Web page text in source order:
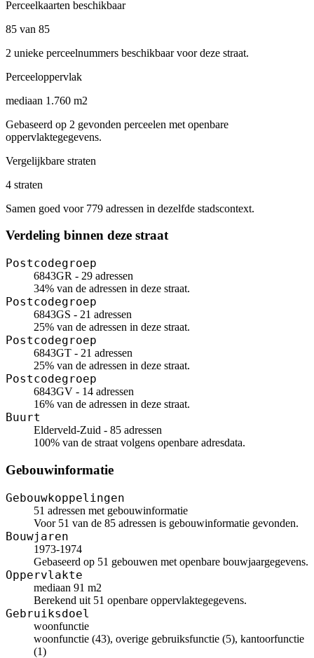
Perceelkaarten beschikbaar
85 van 85
2 unieke perceelnummers beschikbaar voor deze straat.
Perceeloppervlak
mediaan 1.760 m2
Gebaseerd op 2 gevonden perceelen met openbare
oppervlaktegegevens.
Vergelijkbare straten
4 straten
Samen goed voor 779 adressen in dezelfde stadscontext.
Verdeling binnen deze straat
Postcodegroep
6843GR - 29 adressen
34% van de adressen in deze straat.
Postcodegroep
6843GS - 21 adressen
25% van de adressen in deze straat.
Postcodegroep
6843GT - 21 adressen
25% van de adressen in deze straat.
Postcodegroep
6843GV - 14 adressen
16% van de adressen in deze straat.
Buurt
Elderveld-Zuid - 85 adressen
100% van de straat volgens openbare adresdata.
Gebouwinformatie
Gebouwkoppelingen
51 adressen met gebouwinformatie
Voor 51 van de 85 adressen is gebouwinformatie gevonden.
Bouwjaren
1973-1974
Gebaseerd op 51 gebouwen met openbare bouwjaargegevens.
Oppervlakte
mediaan 91 m2
Berekend uit 51 openbare oppervlaktegegevens.
Gebruiksdoel
woonfunctie
woonfunctie (43), overige gebruiksfunctie (5), kantoorfunctie
(1)